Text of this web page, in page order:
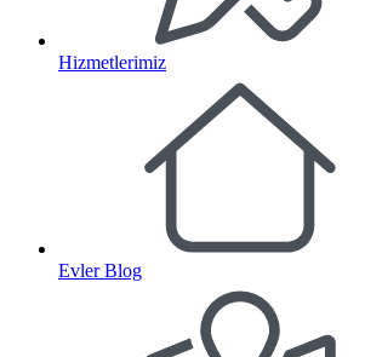
Hizmetlerimiz
Evler Blog